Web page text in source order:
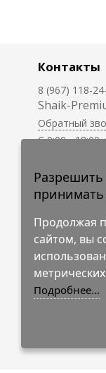
Контакты
8 (967) 118-
Shaik-
Обратный
C 9:00 - 18:00,
© 2009-2026
Разрешить
Продолжая
сайтом, вы
Подробнее...